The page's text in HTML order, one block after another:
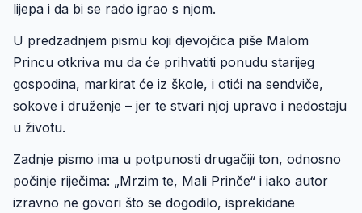
lijepa i da bi se rado igrao s njom.
U predzadnjem pismu koji djevojčica piše Malom
Princu otkriva mu da će prihvatiti ponudu starijeg
gospodina, markirat će iz škole, i otići na sendviče,
sokove i druženje – jer te stvari njoj upravo i nedostaju
u životu.
Zadnje pismo ima u potpunosti drugačiji ton, odnosno
počinje riječima: „Mrzim te, Mali Prinče“ i iako autor
izravno ne govori što se dogodilo, isprekidane